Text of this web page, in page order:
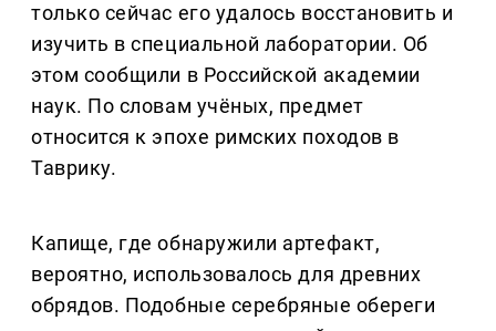
только сейчас его удалось восстановить и
изучить в специальной лаборатории. Об
этом сообщили в Российской академии
наук. По словам учёных, предмет
относится к эпохе римских походов в
Таврику.
Капище, где обнаружили артефакт,
вероятно, использовалось для древних
обрядов. Подобные серебряные обереги